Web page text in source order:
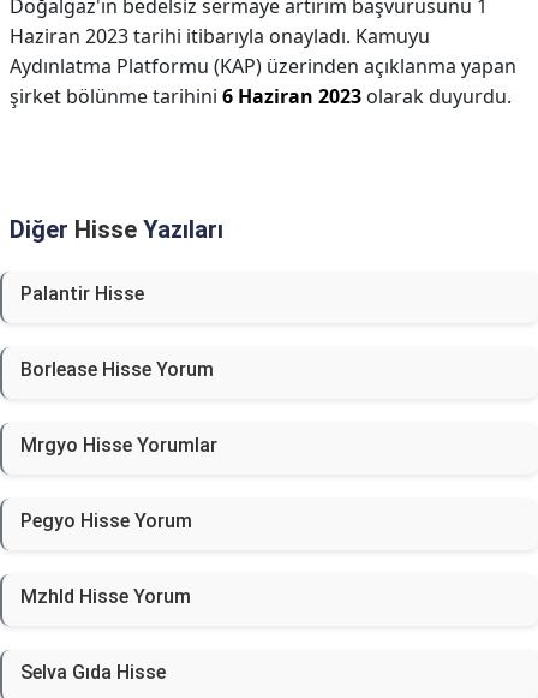
Doğalgaz'ın bedelsiz sermaye artırım başvurusunu 1
Haziran 2023 tarihi itibarıyla onayladı. Kamuyu
Aydınlatma Platformu (KAP) üzerinden açıklanma yapan
şirket bölünme tarihini 6 Haziran 2023 olarak duyurdu.
Diğer Hisse Yazıları
Palantir Hisse
Borlease Hisse Yorum
Mrgyo Hisse Yorumlar
Pegyo Hisse Yorum
Mzhld Hisse Yorum
Selva Gıda Hisse